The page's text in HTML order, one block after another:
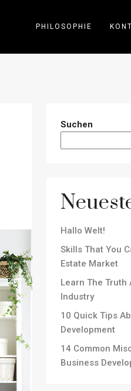
PHILOSOPHIE
Suchen
Hallo Welt!
Skills That You
Estate Market
Learn The Truth
Industry
10 Quick Tips
Development
14 Common
Business